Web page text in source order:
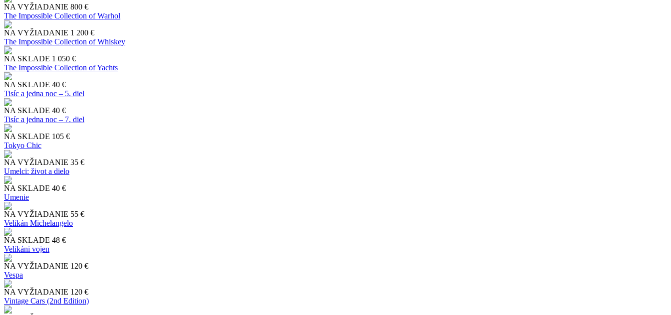
NA VYŽIADANIE 800 €
The Impossible Collection of Warhol
NA VYŽIADANIE 1 200 €
The Impossible Collection of Whiskey
NA SKLADE 1 050 €
The Impossible Collection of Yachts
NA SKLADE 40 €
Tisíc a jedna noc – 5. diel
NA SKLADE 40 €
Tisíc a jedna noc – 7. diel
NA SKLADE 105 €
Tokyo Chic
NA VYŽIADANIE 35 €
Umelci: život a dielo
NA SKLADE 40 €
Umenie
NA VYŽIADANIE 55 €
Velikán Michelangelo
NA SKLADE 48 €
Velikáni vojen
NA VYŽIADANIE 120 €
Vespa
NA VYŽIADANIE 120 €
Vintage Cars (2nd Edition)